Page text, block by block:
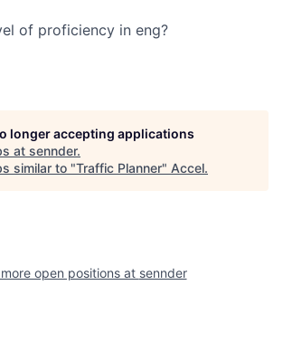
of proficiency in eng?
longer accepting applications
at sennder.
similar to "Traffic Planner" Accel.
open positions at sennder